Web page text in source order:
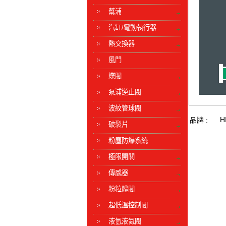
幫浦
汽缸/電動執行器
熱交換器
風門
蝶閥
泵浦逆止閥
波紋管球閥
破裂片
粉塵防爆系統
極限開關
傳感器
粉粒體閥
超低溫控制閥
液氫液氦閥
品牌 :